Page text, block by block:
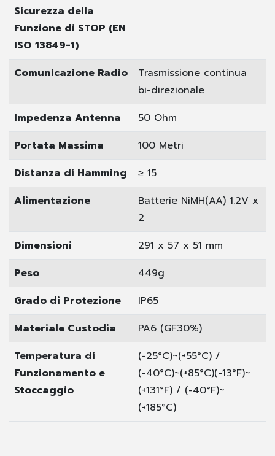
Sicurezza della
Funzione di STOP (EN
ISO 13849-1)
Comunicazione Radio
Trasmissione continua
bi-direzionale
Impedenza Antenna
50 Ohm
Portata Massima
100 Metri
Distanza di Hamming
≥ 15
Alimentazione
Batterie NiMH(AA) 1.2V x
2
Dimensioni
291 x 57 x 51 mm
Peso
449g
Grado di Protezione
IP65
Materiale Custodia
PA6 (GF30%)
Temperatura di
Funzionamento e
Stoccaggio
(-25°C)~(+55°C) /
(-40°C)~(+85°C)(-13°F)~
(+131°F) / (-40°F)~
(+185°C)